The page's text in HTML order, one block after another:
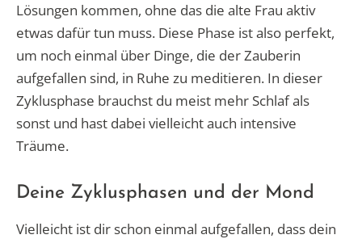
Lösungen kommen, ohne das die alte Frau aktiv
etwas dafür tun muss. Diese Phase ist also perfekt,
um noch einmal über Dinge, die der Zauberin
aufgefallen sind, in Ruhe zu meditieren. In dieser
Zyklusphase brauchst du meist mehr Schlaf als
sonst und hast dabei vielleicht auch intensive
Träume.
Deine Zyklusphasen und der Mond
Vielleicht ist dir schon einmal aufgefallen, dass dein